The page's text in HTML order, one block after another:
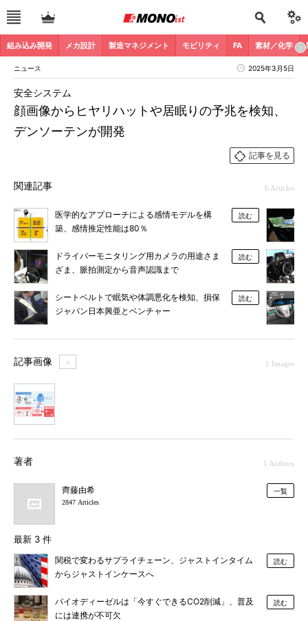
組み込み開発 メカ設計 製造マネジメント モビリティ FA 素材／化学
ニュース 2025年3月5日
顔画像からヒヤリハットや居眠りの予兆を検知、
デンソーテンが開発
安全システム
記事を見る
関連記事 6 Articles
医学的なアプローチによる感情モデルを構
築、感情推定性能は80％
読む
ドライバーモニタリング用カメラの用途さま
ざま、脈拍測定から音声認識まで
読む
シートベルトで眠気や体調悪化を検知、損保
ジャパン日本興亜とベンチャー
読む
記事画像 ＋ 1 Images
著者 1 Authors
齊藤由希
2847 Articles
一覧
最新 3 件
関税で変わるサプライチェーン、ジャストインタイム
からジャストインケースへ
読む
バイオディーゼルは「今すぐできるCO2削減」、普及
には連携が不可欠
読む